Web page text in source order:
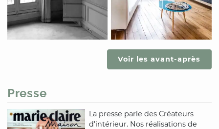
Voir les avant-après
Presse
La presse parle des Créateurs
d'intérieur. Nos réalisations de